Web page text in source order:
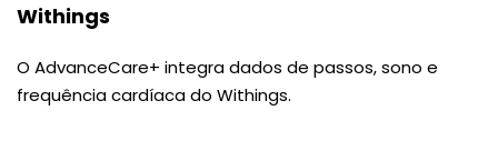
Withings
O AdvanceCare+ integra dados de passos, sono e
frequência cardíaca do Withings.